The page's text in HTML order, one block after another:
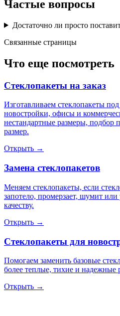
Частые вопросы
Достаточно ли просто
Связанные страницы
Что еще посмотреть
Стеклопакеты на заказ
Изготавливаем стеклопакеты
новостройки, офисы и
нестандартные размеры, подбор
размер.
Открыть →
Замена стеклопакетов
Меняем стеклопакеты, если
запотело, промерзает, шумит или
качеству.
Открыть →
Стеклопакеты для
Помогаем заменить базовые
более теплые, тихие и надежные
Открыть →